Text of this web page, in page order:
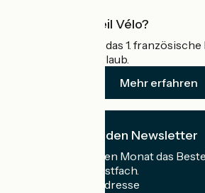
Was ist Accueil Vélo?
Accueil Vélo ist das 1.
Radfahrer im Urlaub.
Mehr erfahren
Ich abonniere den Newsletter
Erhalten Sie jeden Monat das
Rad in Ihrem Postfach.
Meine E-Mail-Adresse